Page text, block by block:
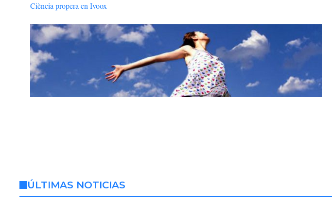
Ciència propera en Ivoox
ÚLTIMAS NOTICIAS